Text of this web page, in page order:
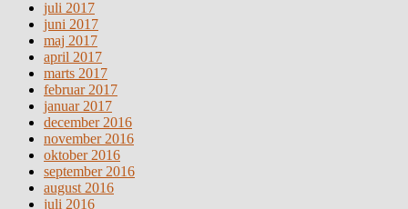
juli 2017
juni 2017
maj 2017
april 2017
marts 2017
februar 2017
januar 2017
december 2016
november 2016
oktober 2016
september 2016
august 2016
juli 2016